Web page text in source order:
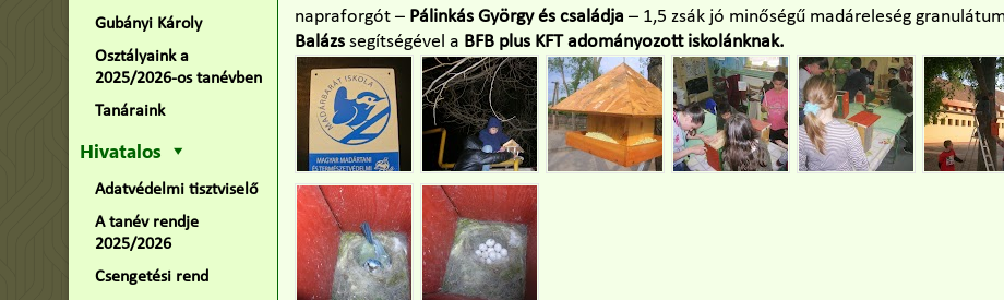
Gubányi Károly
Osztályaink a
2025/2026-os tanévben
Tanáraink
Hivatalos
Adatvédelmi tisztviselő
A tanév rendje
2025/2026
Csengetési rend
napraforgót – Pálinkás György és családja – 1,5 zsák jó minőségű madáreleség
Balázs segítségével a BFB plus KFT adományozott iskolánknak.